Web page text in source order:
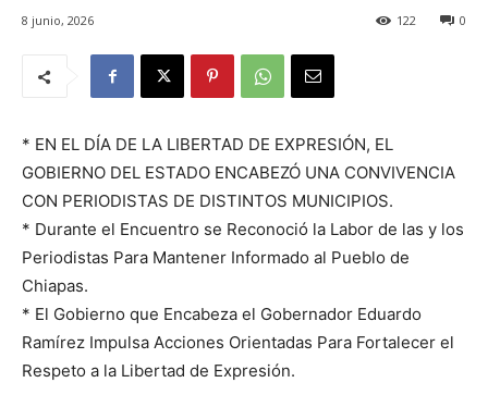
8 junio, 2026 0
122
* EN EL DÍA DE LA LIBERTAD DE EXPRESIÓN, EL
GOBIERNO DEL ESTADO ENCABEZÓ UNA CONVIVENCIA
CON PERIODISTAS DE DISTINTOS MUNICIPIOS.
* Durante el Encuentro se Reconoció la Labor de las y los
Periodistas Para Mantener Informado al Pueblo de
Chiapas.
* El Gobierno que Encabeza el Gobernador Eduardo
Ramírez Impulsa Acciones Orientadas Para Fortalecer el
Respeto a la Libertad de Expresión.